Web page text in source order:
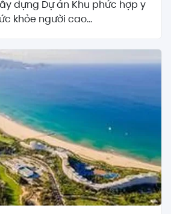
dựng Dự án Khu phức hợp y
khỏe người cao...